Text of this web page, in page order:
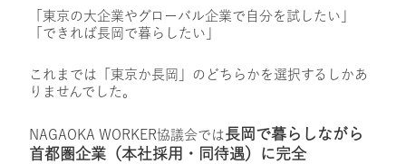
「東京の大企業やグローバル企業で自分を試したい」
「できれば長岡で暮らしたい」
これまでは「東京か長岡」のどちらかを選択するしかあ
りませんでした。
NAGAOKA WORKER協議会では長岡で暮らしながら
首都圏企業 （本社採用・ 同待遇）に完全